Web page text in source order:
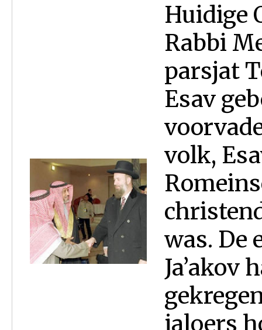
Huidige
Rabbi
parsjat
Esav
volk,
was. De
Ja’akov
jaloers